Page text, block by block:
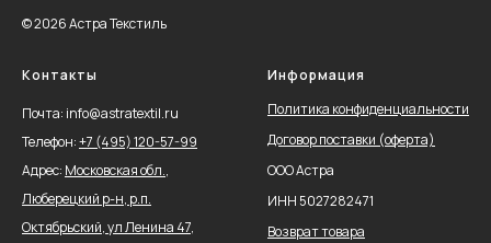
© 2026 Астра Текстиль
Контакты
Почта: info@astratextil.ru
Телефон:+7 (495) 120-57-99
Адрес: Московская обл.,
Люберецкий р-н, р.п.
Октябрьский, ул Ленина 47,
Информация
Политика конфиденциальности
Договор поставки (оферта)
ООО Астра
ИНН 5027282471
Возврат товара